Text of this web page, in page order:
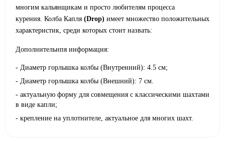
многим кальянщикам и просто любителям процесса
курения. Колба Капля (Drop) имеет множество положительных
характеристик, среди которых стоит назвать:
Дополнительнпя информация:
- Диаметр горлышка колбы (Внутренний): 4.5 см;
- Диаметр горлышка колбы (Внешний): 7 см.
- актуальную форму для совмещения с классическими шахтами
в виде капли;
- крепление на уплотнителе, актуальное для многих шахт.